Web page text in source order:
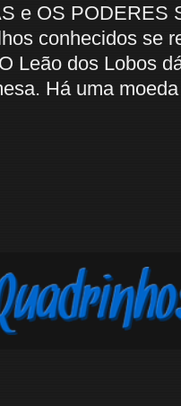
e OS PODERES
conhecidos se
Leão dos Lobos
Há uma